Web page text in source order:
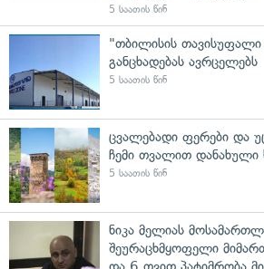
5 საათის წინ
"თბილისის
განცხადებას ავრცელებს
5 საათის წინ
ცვალებადი ფერები და
ჩემი თვალით დანახული
5 საათის წინ
ნიკა მელიას
შეურაცხმყოფელი